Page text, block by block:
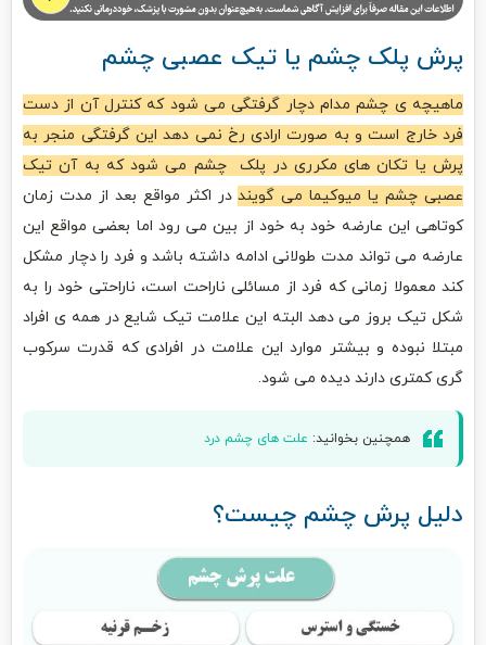
پرش پلک چشم یا تیک عصبی چشم
ماهیچه ی چشم مدام دچار گرفتگی می شود که کنترل آن از دست
فرد خارج است و به صورت ارادی رخ نمی دهد این گرفتگی منجر به
پرش یا تکان های مکرری در پلک چشم می شود که به آن تیک
عصبی چشم یا میوکیما می گوینددر اکثر مواقع بعد از مدت زمان
کوتاهی این عارضه خود به خود از بین می رود اما بعضی مواقع این
عارضه می تواند مدت طولانی ادامه داشته باشد و فرد را دچار مشکل
کند معمولا زمانی که فرد از مسائلی ناراحت است، ناراحتی خود را به
شکل تیک بروز می دهد البته این علامت تیک شایع در همه ی افراد
مبتلا نبوده و بیشتر موارد این علامت در افرادی که قدرت سرکوب
گری کمتری دارند دیده می شود.
همچنین بخوانید: علت های چشم درد
دلیل پرش چشم چیست؟